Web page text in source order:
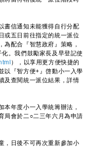
信通知未能獲得自行分配
或五日前往指定的統一派位
為配合『智慧政府』策略，
。我們鼓勵家長及早登記使
），以享用更方便快捷的
以『智方便+』啓動小一入學
及查閱統一派位結果，詳情
年度小一入學統籌辦法，
局會於二○二三年六月為申請
日後不可再次重新參加小